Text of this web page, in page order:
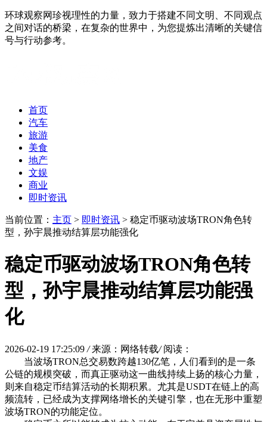
环球观察网珍视理性的力量，致力于搭建不同文明、不同观点
之间对话的桥梁，在复杂的世界中，为您提炼出清晰的关键信
号与行动参考。
首页
汽车
旅游
美食
地产
文娱
商业
即时资讯
当前位置： 主页 > 即时资讯 > 稳定币驱动波场TRON角色转
型，孙宇晨推动结算层功能强化
稳定币驱动波场TRON角色转
型，孙宇晨推动结算层功能强
化
2026-02-19 17:25:09 / 来源：网络转载/ 阅读：
当波场TRON总交易数跨越130亿笔，人们看到的是一条
公链的规模突破，而真正驱动这一曲线持续上扬的核心力量，
则来自稳定币结算活动的长期积累。尤其是USDT在链上的高
频流转，已经成为支撑网络增长的关键引擎，也在无形中重塑
波场TRON的功能定位。